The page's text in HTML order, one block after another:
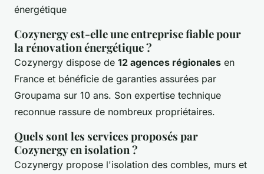
Cozynergy est-elle une entreprise fiable pour
la rénovation énergétique ?
Cozynergy dispose de 12 agences régionales en
France et bénéficie de garanties assurées par
Groupama sur 10 ans. Son expertise technique
reconnue rassure de nombreux propriétaires.
Quels sont les services proposés par
Cozynergy en isolation ?
Cozynergy propose l'isolation des combles, murs et